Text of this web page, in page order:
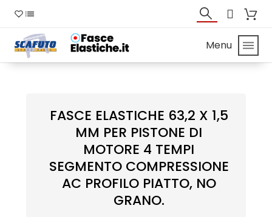
Menu
FASCE ELASTICHE 63,2 X 1,5
MM PER PISTONE DI
MOTORE 4 TEMPI
SEGMENTO COMPRESSIONE
AC PROFILO PIATTO, NO
GRANO.